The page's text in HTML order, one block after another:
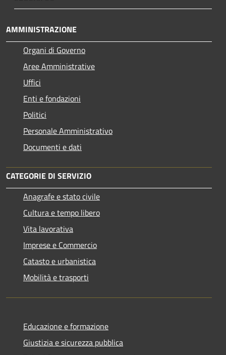
AMMINISTRAZIONE
Organi di Governo
Aree Amministrative
Uffici
Enti e fondazioni
Politici
Personale Amministrativo
Documenti e dati
CATEGORIE DI SERVIZIO
Anagrafe e stato civile
Cultura e tempo libero
Vita lavorativa
Imprese e Commercio
Catasto e urbanistica
Mobilità e trasporti
Educazione e formazione
Giustizia e sicurezza pubblica